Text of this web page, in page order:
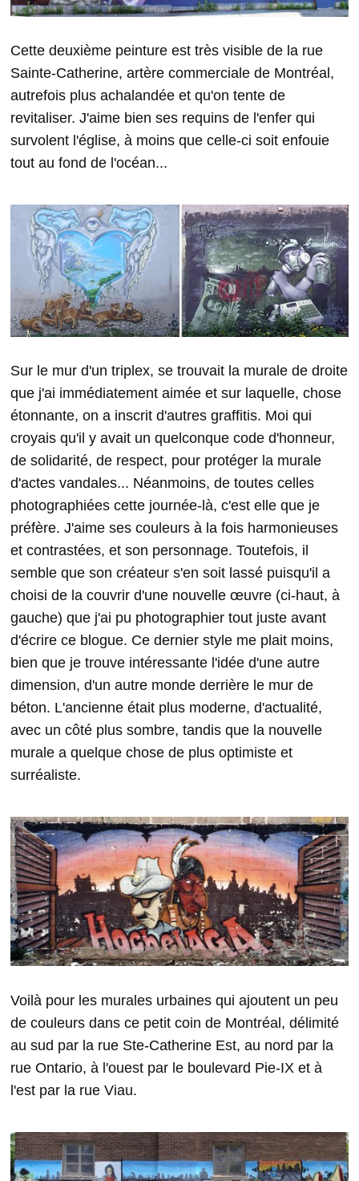
Cette deuxième peinture est très visible de la rue
Sainte-Catherine, artère commerciale de Montréal,
autrefois plus achalandée et qu'on tente de
revitaliser. J'aime bien ses requins de l'enfer qui
survolent l'église, à moins que celle-ci soit enfouie
tout au fond de l'océan...
Sur le mur d'un triplex, se trouvait la murale de droite
que j'ai immédiatement aimée et sur laquelle, chose
étonnante, on a inscrit d'autres graffitis. Moi qui
croyais qu'il y avait un quelconque code d'honneur,
de solidarité, de respect, pour protéger la murale
d'actes vandales... Néanmoins, de toutes celles
photographiées cette journée-là, c'est elle que je
préfère. J'aime ses couleurs à la fois harmonieuses
et contrastées, et son personnage. Toutefois, il
semble que son créateur s'en soit lassé puisqu'il a
choisi de la couvrir d'une nouvelle œuvre (ci-haut, à
gauche) que j'ai pu photographier tout juste avant
d'écrire ce blogue. Ce dernier style me plait moins,
bien que je trouve intéressante l'idée d'une autre
dimension, d'un autre monde derrière le mur de
béton. L'ancienne était plus moderne, d'actualité,
avec un côté plus sombre, tandis que la nouvelle
murale a quelque chose de plus optimiste et
surréaliste.
Voilà pour les murales urbaines qui ajoutent un peu
de couleurs dans ce petit coin de Montréal, délimité
au sud par la rue Ste-Catherine Est, au nord par la
rue Ontario, à l'ouest par le boulevard Pie-IX et à
l'est par la rue Viau.